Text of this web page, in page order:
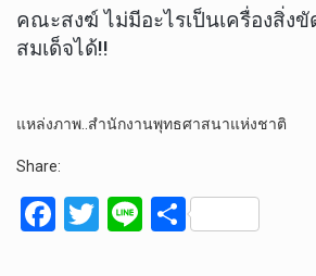
คณะสงฆ์ ไม่มีอะไรเป็นเครื่องสิ่ง
สมเด็จได้!!
แหล่งภาพ..สำนักงานพุทธศาสนาแห่งชาติ
Share:
F
T
Li S